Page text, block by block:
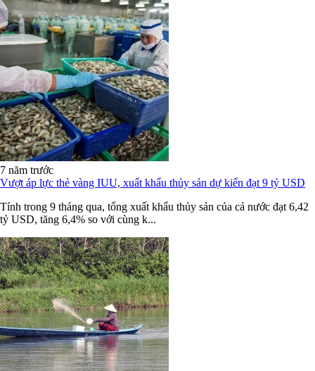
7 năm trước
Vượt áp lực thẻ vàng IUU, xuất khẩu thủy sản dự kiến đạt 9 tỷ USD
Tính trong 9 tháng qua, tổng xuất khẩu thủy sản của cả nước đạt 6,42
tỷ USD, tăng 6,4% so với cùng k...